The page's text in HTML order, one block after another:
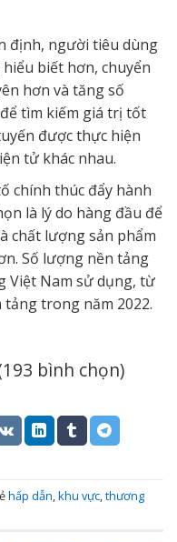
định, người tiêu dùng
biết hơn, chuyển
hơn và tăng số
tìm kiếm giá trị tốt
được thực hiện
tử khác nhau.
chính thúc đẩy hành
là lý do hàng đầu để
chất lượng sản phẩm
Số lượng nền tảng
Việt Nam sử dụng, từ
tảng trong năm 2022.
bình chọn)
hấp dẫn,khu vực,thương